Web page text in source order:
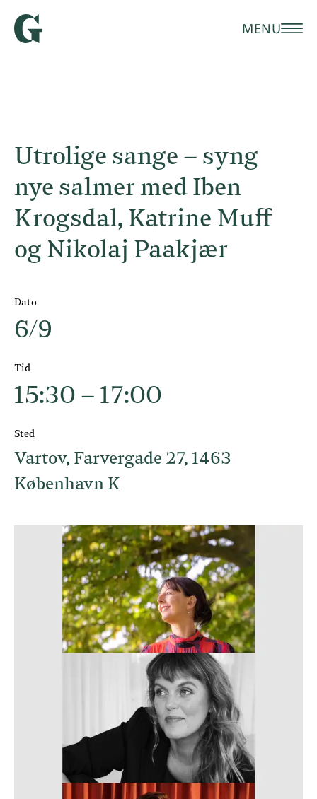
MENU
Utrolige sange – syng
nye salmer med Iben
Krogsdal, Katrine Muff
og Nikolaj Paakjær
Dato
6/9
Tid
15:30 – 17:00
Sted
Vartov, Farvergade 27, 1463
København K